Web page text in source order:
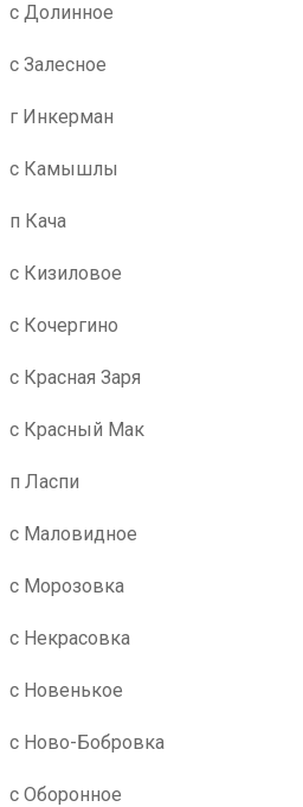
с Долинное
с Залесное
г Инкерман
с Камышлы
п Кача
с Кизиловое
с Кочергино
с Красная Заря
с Красный Мак
п Ласпи
с Маловидное
с Морозовка
с Некрасовка
с Новенькое
с Ново-Бобровка
с Оборонное